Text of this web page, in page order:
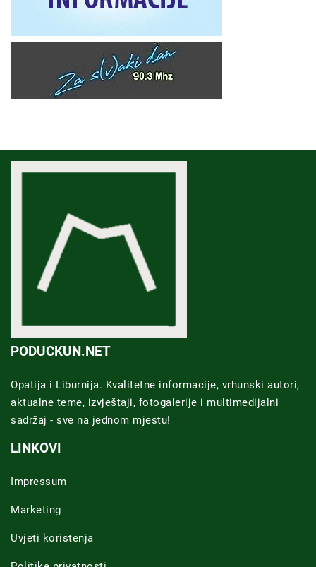
PODUCKUN.NET
Opatija i Liburnija. Kvalitetne informacije, vrhunski autori,
aktualne teme, izvještaji, fotogalerije i multimedijalni
sadržaj - sve na jednom mjestu!
LINKOVI
Impressum
Marketing
Uvjeti koristenja